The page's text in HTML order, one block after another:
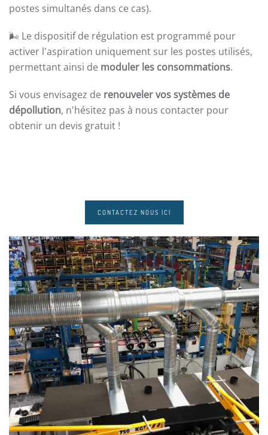
postes simultanés dans ce cas).
🌬️ Le dispositif de régulation est programmé pour
activer l'aspiration uniquement sur les postes utilisés,
permettant ainsi de moduler les consommations.
Si vous envisagez de renouveler vos systèmes de
dépollution, n'hésitez pas à nous contacter pour
obtenir un devis gratuit !
CONTACTEZ NOUS ICI